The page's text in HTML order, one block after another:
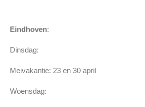
Eindhoven:
Dinsdag:
Meivakantie: 23 en 30 april
Woensdag: